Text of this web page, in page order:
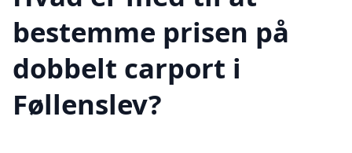
bestemme prisen på
dobbelt carport i
Føllenslev?